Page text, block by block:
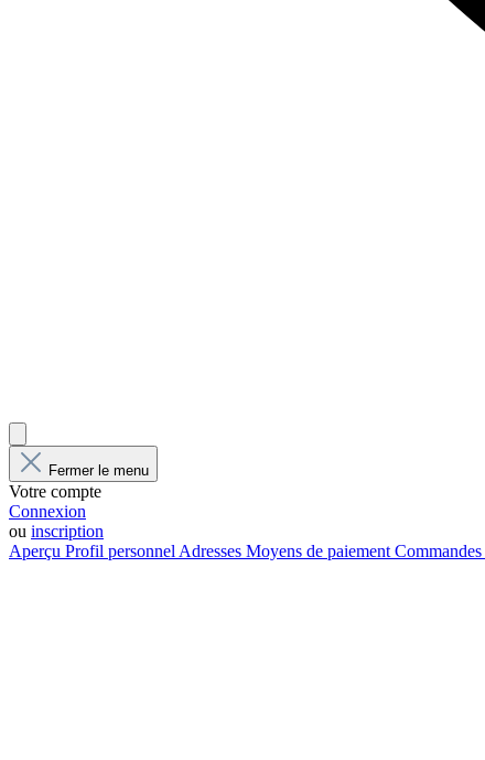
Fermer le menu
Votre compte
Connexion
ou inscription
Aperçu Profil personnelAdresses Moyens de paiementCommandes